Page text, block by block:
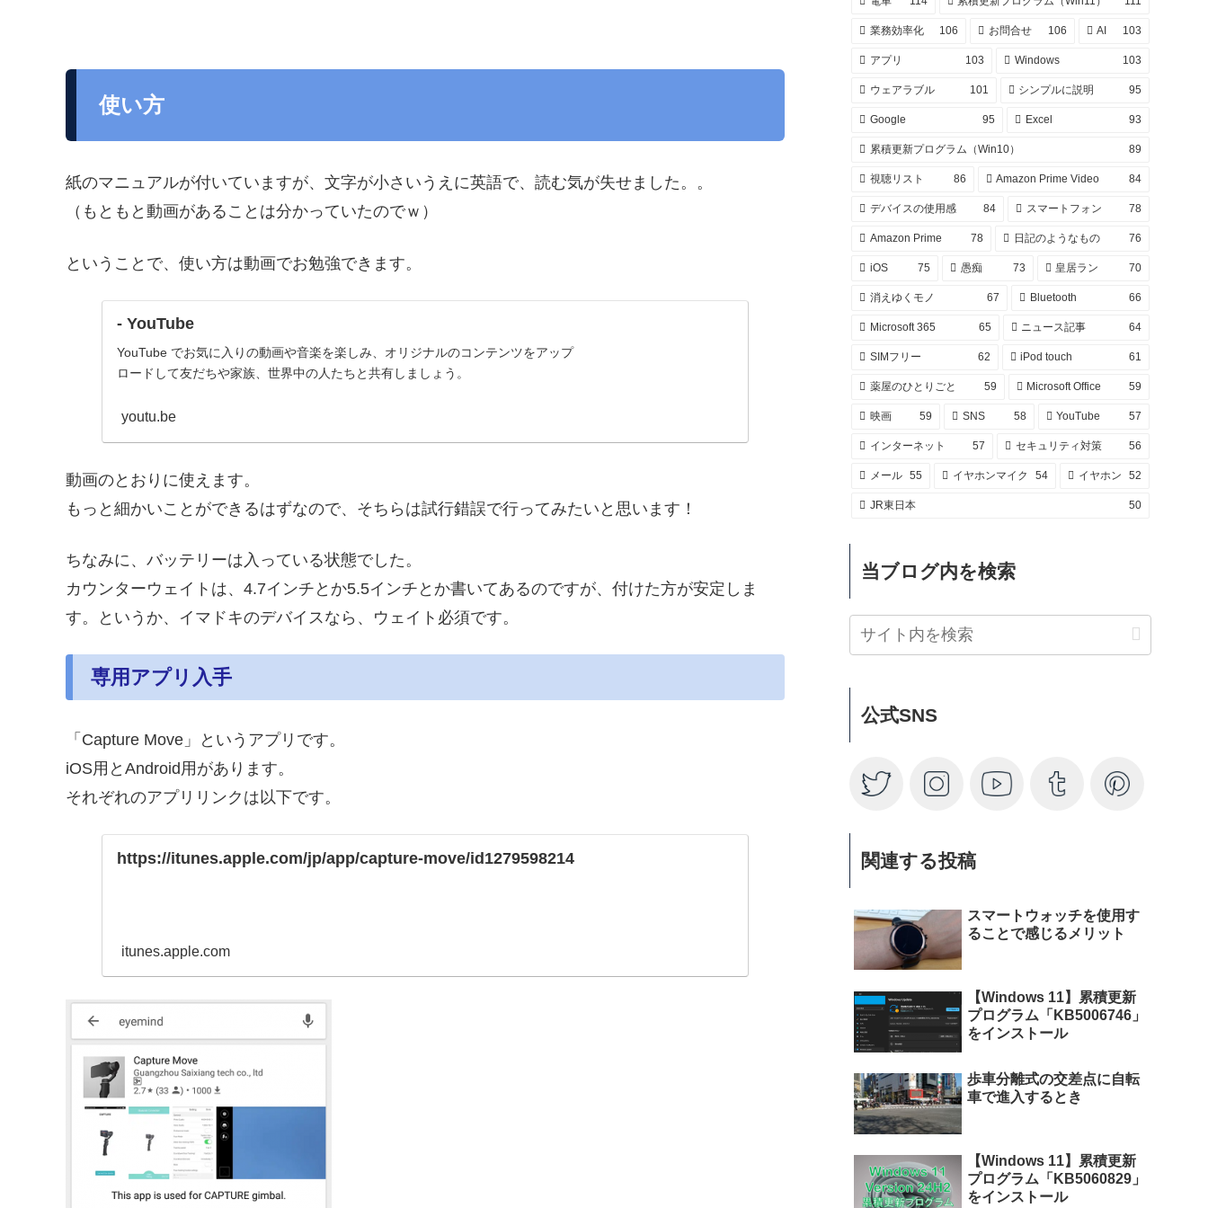
使い方
紙のマニュアルが付いていますが、文字が小さいうえに英語で、読む気が失せました。。
（もともと動画があることは分かっていたのでｗ）
ということで、使い方は動画でお勉強できます。
- YouTube
YouTube でお気に入りの動画や音楽を楽しみ、オリジナルのコンテンツをアップ
ロードして友だちや家族、世界中の人たちと共有しましょう。
youtu.be
動画のとおりに使えます。
もっと細かいことができるはずなので、そちらは試行錯誤で行ってみたいと思います！
ちなみに、バッテリーは入っている状態でした。
カウンターウェイトは、4.7インチとか5.5インチとか書いてあるのですが、付けた方が安定しま
す。というか、イマドキのデバイスなら、ウェイト必須です。
専用アプリ入手
「Capture Move」というアプリです。
iOS用とAndroid用があります。
それぞれのアプリリンクは以下です。
https://itunes.apple.com/jp/app/capture-move/id1279598214
itunes.apple.com
業務効率化 106 お問合せ 106 AI 103
アプリ 103 Windows 103
ウェアラブル 101 シンプルに説明 95
Google 95 Excel 93
累積更新プログラム（Win10） 89
視聴リスト 86 Amazon Prime Video 84
デバイスの使用感 84 スマートフォン 78
Amazon Prime 78 日記のようなもの 76
iOS 75 愚痴 73 皇居ラン 70
消えゆくモノ 67 Bluetooth 66
Microsoft 365 65 ニュース記事 64
SIMフリー 62 iPod touch 61
薬屋のひとりごと 59 Microsoft Office 59
映画 59 SNS 58 YouTube 57
インターネット 57 セキュリティ対策 56
メール 55 イヤホンマイク 54 イヤホン 52
JR東日本 50
当ブログ内を検索
公式SNS
関連する投稿
スマートウォッチを使用す
ることで感じるメリット
【Windows 11】累積更新
プログラム「KB5006746」
をインストール
歩車分離式の交差点に自転
車で進入するとき
【Windows 11】累積更新
プログラム「KB5060829」
をインストール